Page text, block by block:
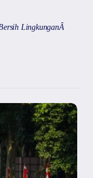
LingkunganÂ